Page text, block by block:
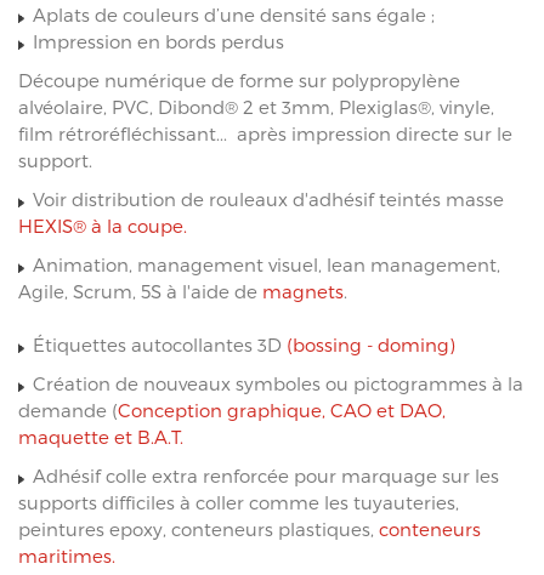
Aplats de couleurs d’une densité sans égale ;
Impression en bords perdus
Découpe numérique de forme sur polypropylène
alvéolaire, PVC, Dibond® 2 et 3mm, Plexiglas®, vinyle,
film rétroréfléchissant... après impression directe sur le
support.
Voir distribution de rouleaux d'adhésif teintés masse
HEXIS® à la coupe.
Animation, management visuel, lean management,
Agile, Scrum, 5S à l'aide de magnets.
Étiquettes autocollantes 3D (bossing - doming)
Création de nouveaux symboles ou pictogrammes à la
demande (Conception graphique, CAO et DAO,
maquette et B.A.T.
Adhésif colle extra renforcée pour marquage sur les
supports difficiles à coller comme les tuyauteries,
peintures epoxy, conteneurs plastiques, conteneurs
maritimes.